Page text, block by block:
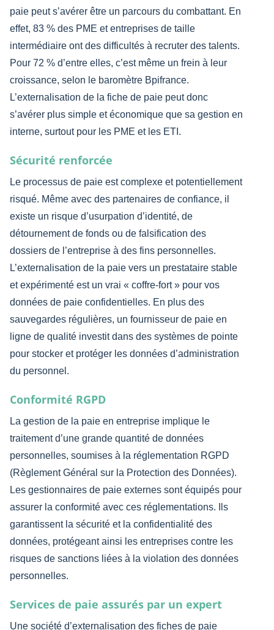
paie peut s’avérer être un parcours du combattant. En
effet, 83 % des PME et entreprises de taille
intermédiaire ont des difficultés à recruter des talents.
Pour 72 % d’entre elles, c’est même un frein à leur
croissance, selon le baromètre Bpifrance.
L’externalisation de la fiche de paie peut donc
s’avérer plus simple et économique que sa gestion en
interne, surtout pour les PME et les ETI.
Sécurité renforcée
Le processus de paie est complexe et potentiellement
risqué. Même avec des partenaires de confiance, il
existe un risque d’usurpation d’identité, de
détournement de fonds ou de falsification des
dossiers de l’entreprise à des fins personnelles.
L’externalisation de la paie vers un prestataire stable
et expérimenté est un vrai « coffre-fort » pour vos
données de paie confidentielles. En plus des
sauvegardes régulières, un fournisseur de paie en
ligne de qualité investit dans des systèmes de pointe
pour stocker et protéger les données d’administration
du personnel.
Conformité RGPD
La gestion de la paie en entreprise implique le
traitement d’une grande quantité de données
personnelles, soumises à la réglementation RGPD
(Règlement Général sur la Protection des Données).
Les gestionnaires de paie externes sont équipés pour
assurer la conformité avec ces réglementations. Ils
garantissent la sécurité et la confidentialité des
données, protégeant ainsi les entreprises contre les
risques de sanctions liées à la violation des données
personnelles.
Services de paie assurés par un expert
Une société d’externalisation des fiches de paie